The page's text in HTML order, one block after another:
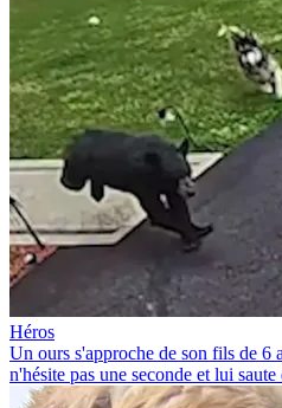
Héros
Un ours s'approche de son fils de 6
n'hésite pas une seconde et lui saute